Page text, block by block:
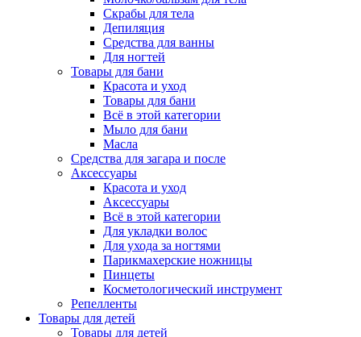
Скрабы для тела
Депиляция
Средства для ванны
Для ногтей
Товары для бани
Красота и уход
Товары для бани
Всё в этой категории
Мыло для бани
Масла
Средства для загара и после
Аксессуары
Красота и уход
Аксессуары
Всё в этой категории
Для укладки волос
Для ухода за ногтями
Парикмахерские ножницы
Пинцеты
Косметологический инструмент
Репелленты
Товары для детей
Товары для детей